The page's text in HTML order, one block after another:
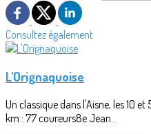
Consultez également
L'Orignaquoise
Un classique dans l'Aisne, les 10
km : 77 coureurs8e Jean...